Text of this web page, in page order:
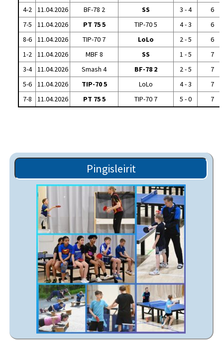
4-2
11.04.2026 BF-78 2 SS 3 - 4
6
7-5
11.04.2026 PT 75 5 TIP-70 5 4 - 3
6
8-6
11.04.2026 TIP-70 7 LoLo 2 - 5
6
1-2
11.04.2026 MBF 8 SS 1 - 5
7
3-4
11.04.2026 Smash 4 BF-78 2 2 - 5
7
5-6
11.04.2026 TIP-70 5 LoLo 4 - 3
7
7-8
11.04.2026 PT 75 5 TIP-70 7 5 - 0 7
Pingisleirit